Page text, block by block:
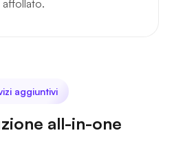
aggiuntivi
all-in-one